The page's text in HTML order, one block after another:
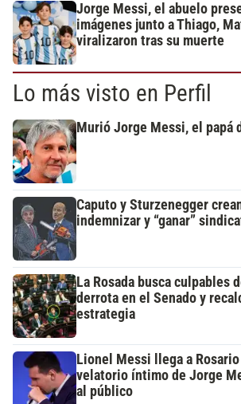
Jorge Messi, el abuelo
imágenes junto a Thiago,
viralizaron tras su muerte
Lo más visto en Perfil
Murió Jorge Messi, el papá
Caputo y Sturzenegger
indemnizar y “ganar”
La Rosada busca culpables
derrota en el Senado y
estrategia
Lionel Messi llega a
velatorio íntimo de Jorge
al público